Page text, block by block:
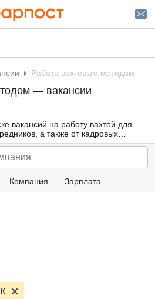
Работа вахтовым методом
— вакансии
вакансий на работу вахтой для
а также от кадровых
с работой вахтовым методом
Компания Зарплата